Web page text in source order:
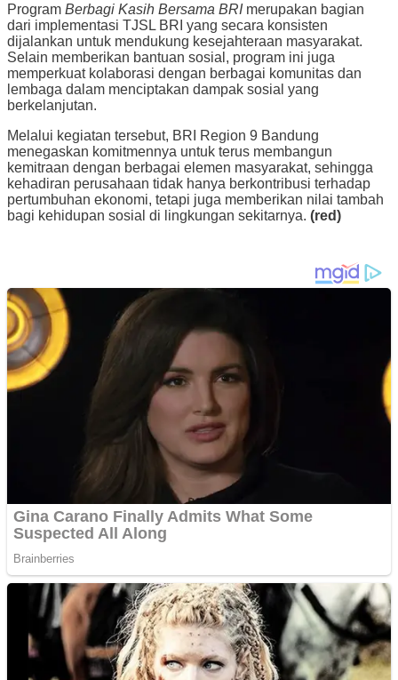
Program Berbagi Kasih Bersama BRImerupakan bagian
dari implementasi TJSL BRI yang secara konsisten
dijalankan untuk mendukung kesejahteraan masyarakat.
Selain memberikan bantuan sosial, program ini juga
memperkuat kolaborasi dengan berbagai komunitas dan
lembaga dalam menciptakan dampak sosial yang
berkelanjutan.
Melalui kegiatan tersebut, BRI Region 9 Bandung
menegaskan komitmennya untuk terus membangun
kemitraan dengan berbagai elemen masyarakat, sehingga
kehadiran perusahaan tidak hanya berkontribusi terhadap
pertumbuhan ekonomi, tetapi juga memberikan nilai tambah
bagi kehidupan sosial di lingkungan sekitarnya. (red)